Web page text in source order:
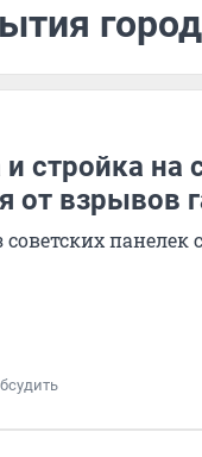
стройка на
от взрывов
советских